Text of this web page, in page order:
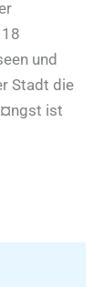
und
Stadt die
ist